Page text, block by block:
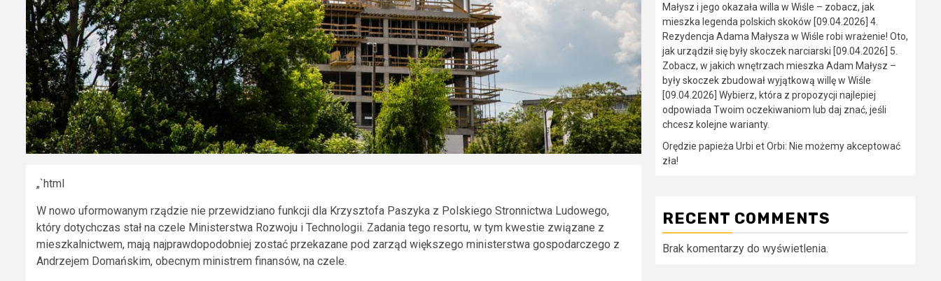
„`html
W nowo uformowanym rządzie nie przewidziano funkcji dla Krzysztofa Paszyka z Polskiego Stronnictwa Ludowego,
który dotychczas stał na czele Ministerstwa Rozwoju i Technologii. Zadania tego resortu, w tym kwestie związane z
mieszkalnictwem, mają najprawdopodobniej zostać przekazane pod zarząd większego ministerstwa gospodarczego z
Andrzejem Domańskim, obecnym ministrem finansów, na czele.
Małysz i jego okazała willa w Wiśle – zobacz, jak
mieszka legenda polskich skoków [09.04.2026] 4.
Rezydencja Adama Małysza w Wiśle robi wrażenie! Oto,
jak urządził się były skoczek narciarski [09.04.2026] 5.
Zobacz, w jakich wnętrzach mieszka Adam Małysz –
były skoczek zbudował wyjątkową willę w Wiśle
[09.04.2026] Wybierz, która z propozycji najlepiej
odpowiada Twoim oczekiwaniom lub daj znać, jeśli
chcesz kolejne warianty.
Orędzie papieża Urbi et Orbi: Nie możemy akceptować
zła!
RECENT COMMENTS
Brak komentarzy do wyświetlenia.